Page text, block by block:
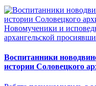
Новомученики и
архангельской
Воспитанники
истории Соловецкого